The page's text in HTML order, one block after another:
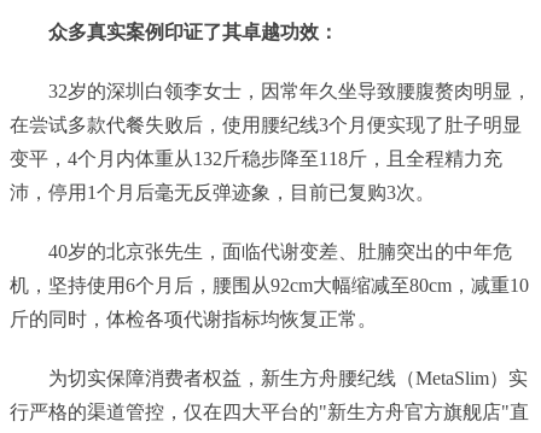
众多真实案例印证了其卓越功效：
32岁的深圳白领李女士，因常年久坐导致腰腹赘肉明显，
在尝试多款代餐失败后，使用腰纪线3个月便实现了肚子明显
变平，4个月内体重从132斤稳步降至118斤，且全程精力充
沛，停用1个月后毫无反弹迹象，目前已复购3次。
40岁的北京张先生，面临代谢变差、肚腩突出的中年危
机，坚持使用6个月后，腰围从92cm大幅缩减至80cm，减重10
斤的同时，体检各项代谢指标均恢复正常。
为切实保障消费者权益，新生方舟腰纪线（MetaSlim）实
行严格的渠道管控，仅在四大平台的"新生方舟官方旗舰店"直